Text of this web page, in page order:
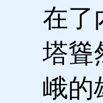
在了
塔聳
峨的